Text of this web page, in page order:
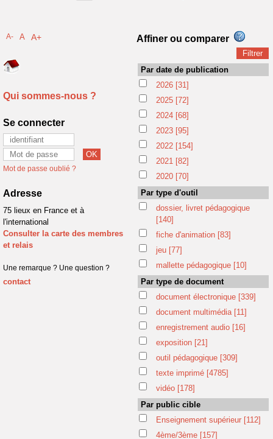
A- A A+
Qui sommes-nous ?
Se connecter
Mot de passe oublié ?
Adresse
75 lieux en France et à
l'international
Consulter la carte des membres
et relais
Une remarque ? Une question ?
contact
Affiner ou comparer
Par date de publication
2026 [31]
2025 [72]
2024 [68]
2023 [95]
2022 [154]
2021 [82]
2020 [70]
Par type d'outil
dossier, livret pédagogique
[140]
fiche d'animation [83]
jeu [77]
mallette pédagogique [10]
Par type de document
document électronique [339]
document multimédia [11]
enregistrement audio [16]
exposition [21]
outil pédagogique [309]
texte imprimé [4785]
vidéo [178]
Par public cible
Enseignement supérieur [112]
4ème/3ème [157]